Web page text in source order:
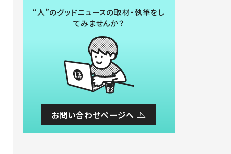
“人”のグッドニュースの取材・執筆をし
てみませんか？
お問い合わせページへ